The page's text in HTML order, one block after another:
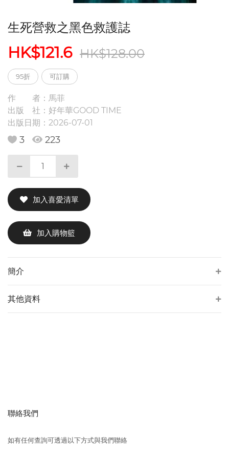
生死營救之黑色救護誌
HK$121.6 HK$128.00
95折 可訂購
作 者： 馬菲
出版 社： 好年華GOOD TIME
出版日期： 2026-07-01
3 223
加入喜愛清單
加入購物籃
簡介
其他資料
聯絡我們
如有任何查詢可透過以下方式與我們聯絡